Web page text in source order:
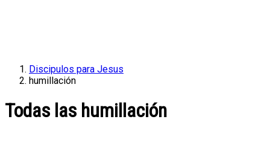
Discipulos para Jesus
humillación
Todas las humillación